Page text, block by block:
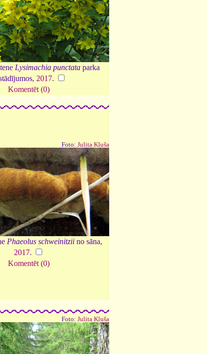
Lysimachia punctataparka
2017.
Komentēt (0)
Foto: Julita Kluša
Phaeolus schweinitziino sāna,
2017.
Komentēt (0)
Foto: Julita Kluša